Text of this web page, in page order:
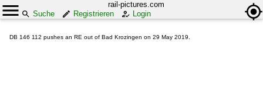
rail-pictures.com
Suche
Registrieren Login
DB 146 112 pushes an RE out of Bad Krozingen on 29 May 2019.